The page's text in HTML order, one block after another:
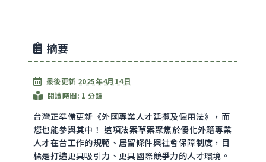
摘要
最後更新 2025年4月14日
閱讀時間: 1 分鍾
台灣正準備更新《外國專業人才延攬及僱用法》，而
您也能參與其中！ 這項法案草案聚焦於優化外籍專業
人才在台工作的規範、居留條件與社會保障制度，目
標是打造更具吸引力、更具國際競爭力的人才環境。